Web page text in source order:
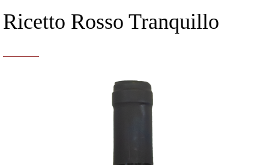
Ricetto Rosso Tranquillo